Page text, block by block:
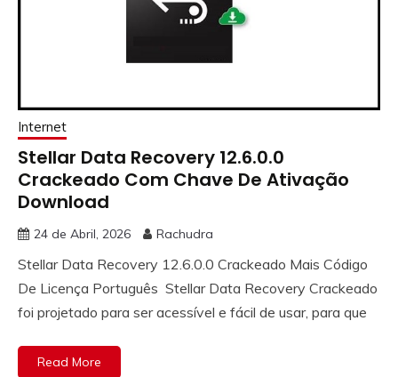
Internet
Stellar Data Recovery 12.6.0.0
Crackeado Com Chave De Ativação
Download
24 de Abril, 2026 Rachudra
Stellar Data Recovery 12.6.0.0 Crackeado Mais Código
De Licença Português Stellar Data Recovery Crackeado
foi projetado para ser acessível e fácil de usar, para que
Read More